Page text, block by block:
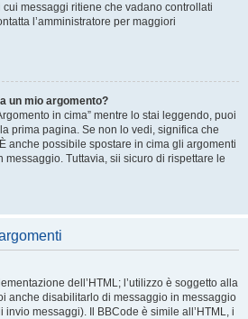
messaggi ritiene che vadano controllati
l’amministratore per maggiori
un mio argomento?
in cima” mentre lo stai leggendo, puoi
prima pagina. Se non lo vedi, significa che
anche possibile spostare in cima gli argomenti
Tuttavia, sii sicuro di rispettare le
dell’HTML; l’utilizzo è soggetto alla
anche disabilitarlo di messaggio in messaggio
invio messaggi). Il BBCode è simile all’HTML, i